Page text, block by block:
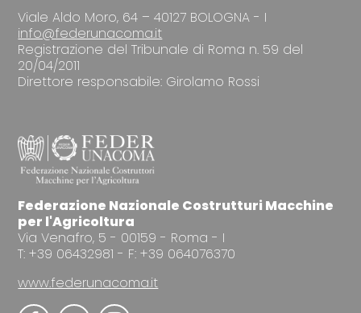
Viale Aldo Moro, 64 – 40127 BOLOGNA - I
info@federunacoma.it
Registrazione del Tribunale di Roma n. 59 del
20/04/2011
Direttore responsabile: Girolamo Rossi
Federazione Nazionale Costrutturi Macchine
per l'Agricoltura
Via Venafro, 5 - 00159 - Roma - I
T: +39 06432981 - F: +39 064076370
www.federunacoma.it